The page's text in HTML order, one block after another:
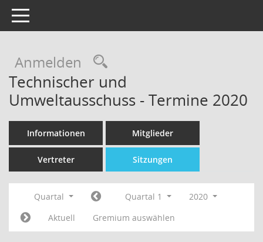
Toggle navigation
Anmelden Rechercheauswahl
Technischer und
Umweltausschuss - Termine 2020
Informationen Mitglieder
Vertreter Sitzungen
Quartal Quartal 1
2020
Aktuell
Gremium auswählen